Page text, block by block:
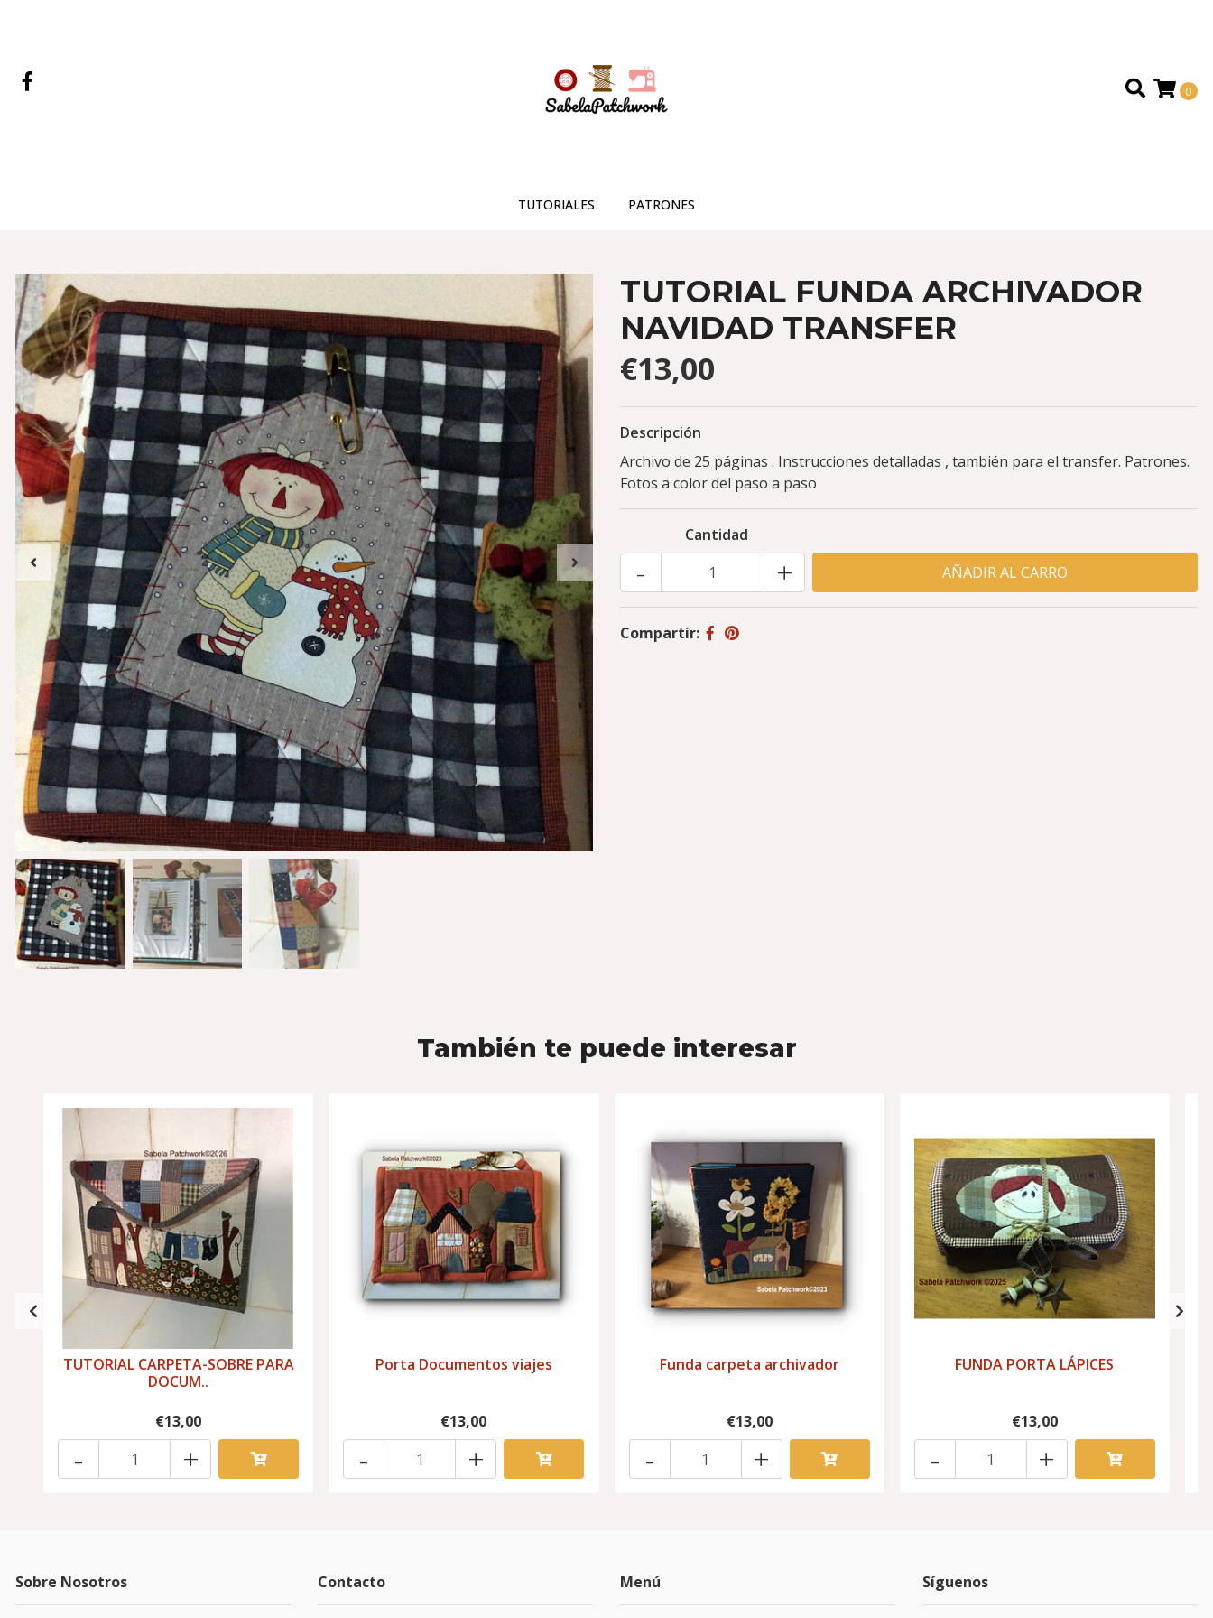
0
TUTORIALES PATRONES
TUTORIAL FUNDA ARCHIVADOR
NAVIDAD TRANSFER
€13,00
Descripción
Archivo de 25 páginas . Instrucciones detalladas , también para el transfer. Patrones.
Fotos a color del paso a paso
Cantidad
+
-
Compartir:
También te puede interesar
TUTORIAL CARPETA-SOBRE PARA
DOCUM..
€13,00
+
-
Porta Documentos viajes
€13,00
+
-
Funda carpeta archivador
€13,00
+
-
FUNDA PORTA LÁPICES
€13,00
+
-
Sobre Nosotros Contacto Menú Síguenos